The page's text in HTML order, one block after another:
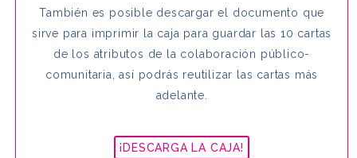
También es posible descargar el documento que
sirve para imprimir la caja para guardar las 10 cartas
de los atributos de la colaboración público-
comunitaria, así podrás reutilizar las cartas más
adelante.
¡DESCARGA LA CAJA!